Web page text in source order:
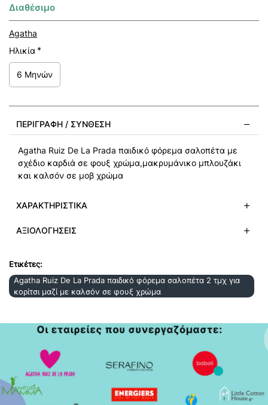
Διαθέσιμο
Agatha
Ηλικία
6 Μηνών
ΠΕΡΙΓΡΑΦΉ / ΣΎΝΘΕΣΗ
Agatha Ruiz De La Prada παιδικό φόρεμα σαλοπέτα με
σχέδιο καρδιά σε φουξ χρώμα,μακρυμάνικο μπλουζάκι
και καλσόν σε μοβ χρώμα
ΧΑΡΑΚΤΗΡΙΣΤΙΚΆ
ΑΞΙΟΛΟΓΉΣΕΙΣ
Ετικέτες:
Agatha Ruiz De La Prada παιδικό φόρεμα σαλοπέτα 2 τμχ για
κορίτσι μαζί με καλσόν σε φουξ χρώμα